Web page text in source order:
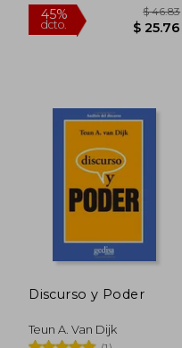
45%
Discurso y Poder
Teun A. Van Dijk